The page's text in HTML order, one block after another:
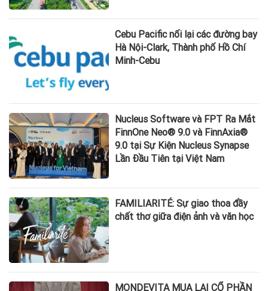
Cebu Pacific nối lại các đường bay
Hà Nội-Clark, Thành phố Hồ Chí
Minh-Cebu
Nucleus Software và FPT Ra Mắt
FinnOne Neo® 9.0 và FinnAxia®
9.0 tại Sự Kiện Nucleus Synapse
Lần Đầu Tiên tại Việt Nam
FAMILIARITÉ: Sự giao thoa đầy
chất thơ giữa điện ảnh và văn học
MONDEVITA MUA LẠI CỔ PHẦN